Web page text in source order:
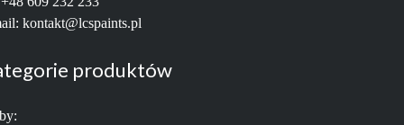
kontakt@lcspaints.pl
produktów